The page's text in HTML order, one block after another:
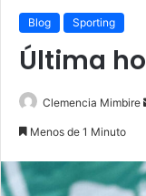
Blog Sporting
Última
Clemencia Mimbire
Menos de 1 Minuto